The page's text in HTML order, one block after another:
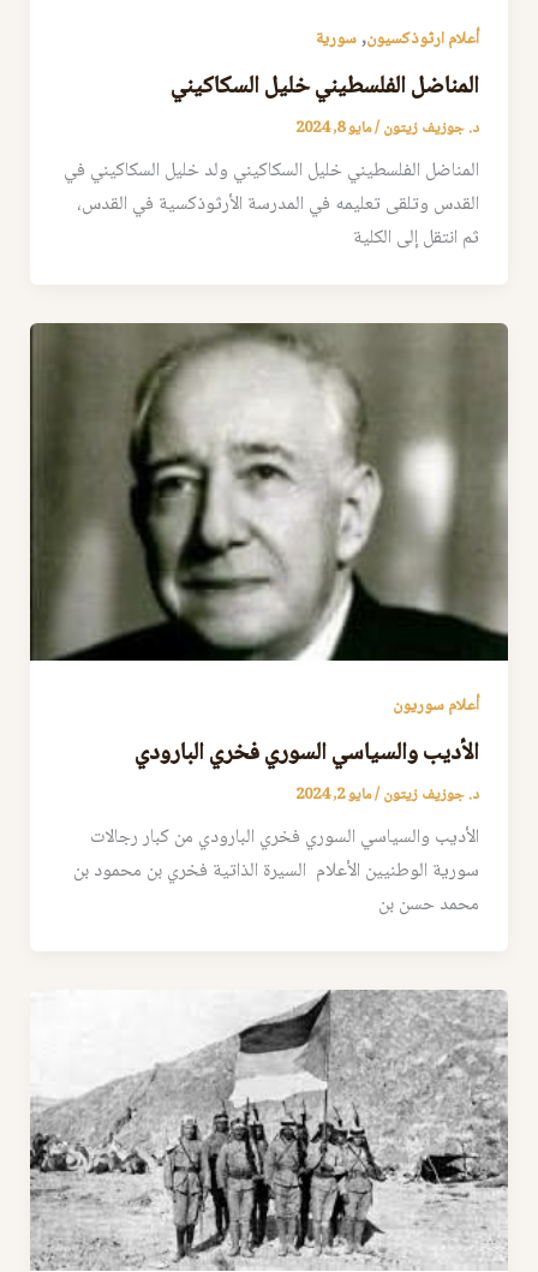
أعلام ارثوذكسيون,سورية
المناضل الفلسطيني خليل السكاكيني
د. جوزيف زيتون/مايو 8, 2024
المناضل الفلسطيني خليل السكاكيني ولد خليل السكاكيني في
القدس وتلقى تعليمه في المدرسة الأرثوذكسية في القدس،
ثم انتقل إلى الكلية
أعلام سوريون
الأديب والسياسي السوري فخري البارودي
د. جوزيف زيتون/مايو 2, 2024
الأديب والسياسي السوري فخري البارودي من كبار رجالات
سورية الوطنيين الأعلام السيرة الذاتية فخري بن محمود بن
محمد حسن بن